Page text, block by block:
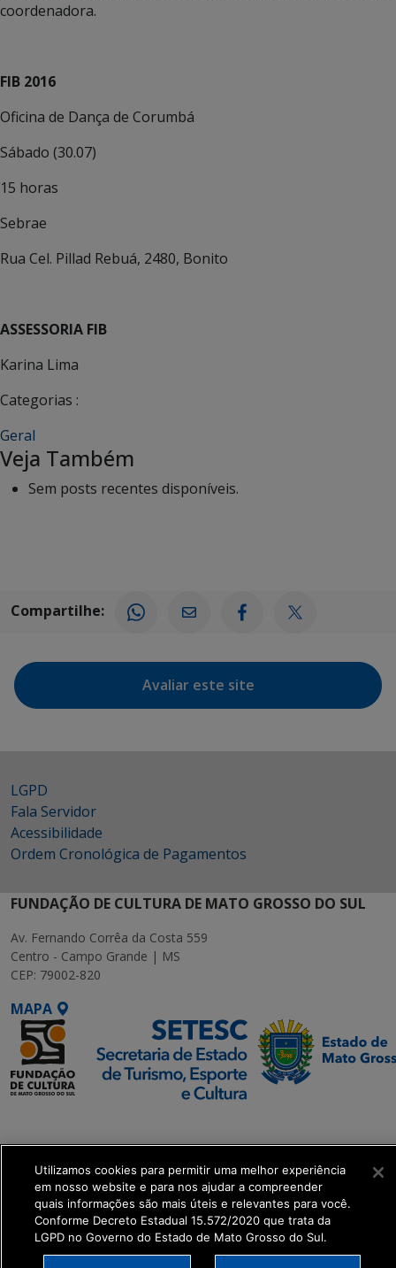
coordenadora.
FIB 2016
Oficina de Dança de Corumbá
Sábado (30.07)
15 horas
Sebrae
Rua Cel. Pillad Rebuá, 2480, Bonito
ASSESSORIA FIB
Karina Lima
Categorias :
Geral
Veja Também
Sem posts recentes disponíveis.
Compartilhe:
Avaliar este site
LGPD
Fala Servidor
Acessibilidade
Ordem Cronológica de Pagamentos
FUNDAÇÃO DE CULTURA DE MATO GROSSO DO SUL
Av. Fernando Corrêa da Costa 559
Centro - Campo Grande | MS
CEP: 79002-820
MAPA
Executiva de
Transformação Digital
get_footer();
Utilizamos cookies para permitir uma melhor experiência
em nosso website e para nos ajudar a compreender
quais informações são mais úteis e relevantes para você.
Conforme Decreto Estadual 15.572/2020 que trata da
LGPD no Governo do Estado de Mato Grosso do Sul.